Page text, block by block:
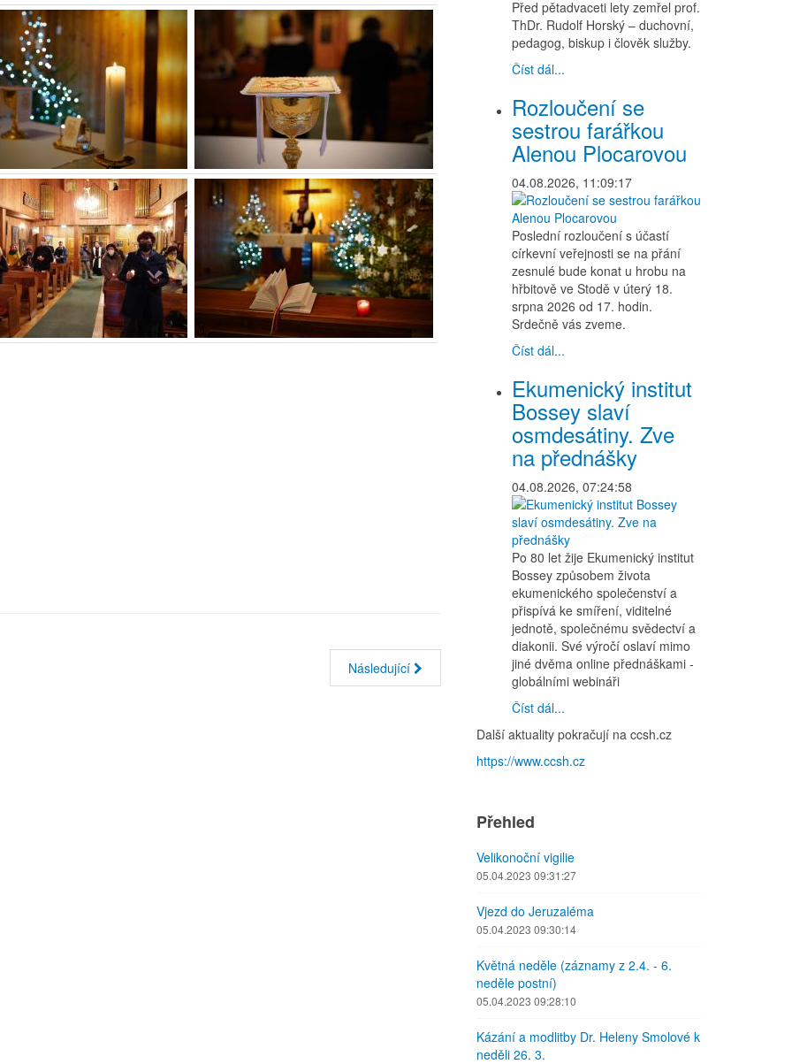
Následující
Před pětadvaceti lety zemřel prof.
ThDr. Rudolf Horský – duchovní,
pedagog, biskup i člověk služby.
Číst dál...
Rozloučení se
sestrou farářkou
Alenou Plocarovou
04.08.2026, 11:09:17
Poslední rozloučení s účastí
církevní veřejnosti se na přání
zesnulé bude konat u hrobu na
hřbitově ve Stodě v úterý 18.
srpna 2026 od 17. hodin.
Srdečně vás zveme.
Číst dál...
Ekumenický institut
Bossey slaví
osmdesátiny. Zve
na přednášky
04.08.2026, 07:24:58
Po 80 let žije Ekumenický institut
Bossey způsobem života
ekumenického společenství a
přispívá ke smíření, viditelné
jednotě, společnému svědectví a
diakonii. Své výročí oslaví mimo
jiné dvěma online přednáškami -
globálními webináři
Číst dál...
Další aktuality pokračují na ccsh.cz
https://www.ccsh.cz
Přehled
Velikonoční vigilie
05.04.2023 09:31:27
Vjezd do Jeruzaléma
05.04.2023 09:30:14
Květná neděle (záznamy z 2.4. - 6.
neděle postní)
05.04.2023 09:28:10
Kázání a modlitby Dr. Heleny Smolové k
neděli 26. 3.